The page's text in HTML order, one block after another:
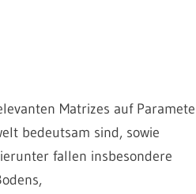
Matrizes auf
bedeutsam sind, sowie
fallen insbesondere